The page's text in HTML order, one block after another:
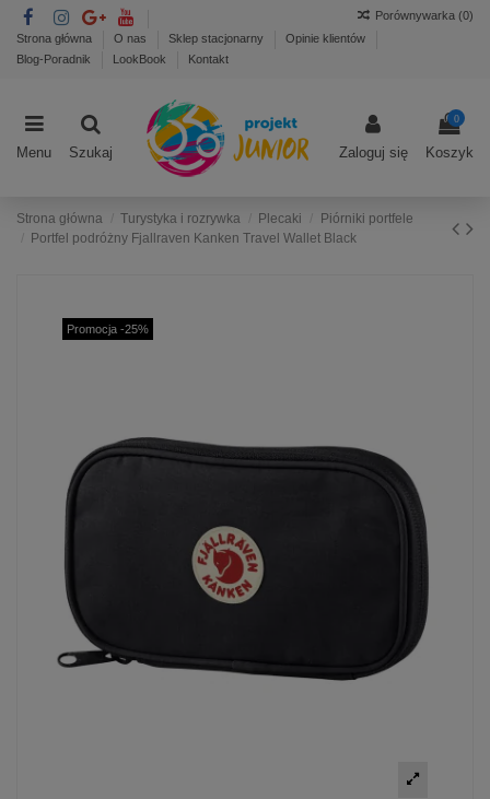
Strona główna O nas Sklep stacjonarny
Opinie klientów
Blog-Poradnik
LookBook Kontakt
Porównywarka (0)
Menu Szukaj Zaloguj się
0
Koszyk
Strona główna Turystyka i rozrywka Plecaki
Piórniki portfele
Portfel podróżny Fjallraven Kanken Travel Wallet Black
Promocja -25%